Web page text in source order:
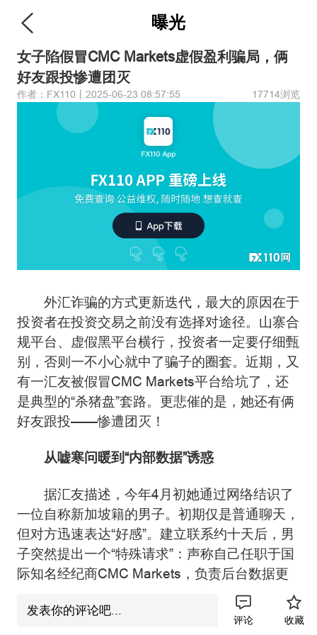
曝光
女子陷假冒CMC Markets虚假盈利骗局，俩
好友跟投惨遭团灭
作者：FX110丨2025-06-23 08:57:55 17714浏览
外汇诈骗的方式更新迭代，最大的原因在于
投资者在投资交易之前没有选择对途径。山寨合
规平台、虚假黑平台横行，投资者一定要仔细甄
别，否则一不小心就中了骗子的圈套。近期，又
有一汇友被假冒CMC Markets平台给坑了，还
是典型的“杀猪盘”套路。更悲催的是，她还有俩
好友跟投——惨遭团灭！
从嘘寒问暖到“内部数据”诱惑
据汇友描述，今年4月初她通过网络结识了
一位自称新加坡籍的男子。初期仅是普通聊天，
但对方迅速表达“好感”。建立联系约十天后，男
子突然提出一个“特殊请求”：声称自己任职于国
际知名经纪商CMC Markets，负责后台数据更
新，能获取“内部数据”，投资稳赚不赔。他以“父
母学不会操作”为由，恳请汇友帮他操作交易账
发表你的评论吧...
评论 收藏